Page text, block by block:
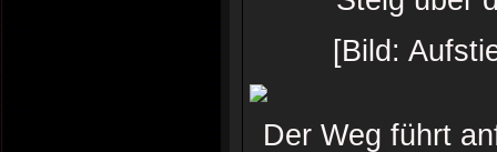
[Bild:
Der Weg führt